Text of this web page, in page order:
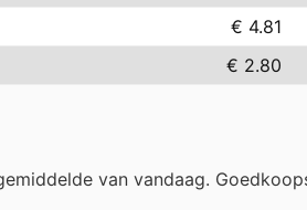
€ 4.81
€ 2.80
van vandaag.